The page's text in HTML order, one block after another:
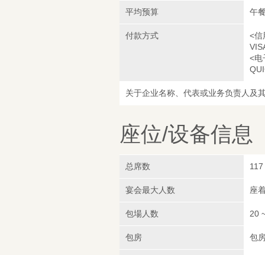
平均预算 午
付款方式
<信
<电
关于企业名称、代表或业务负责人及
座位/设备信息
总席数 117
宴会最大人数 座
包場人数 20
包房 包